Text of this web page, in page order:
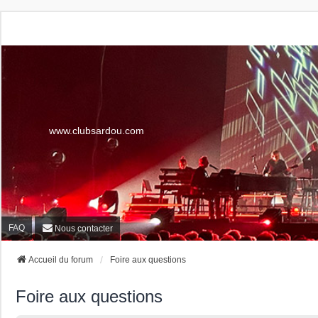
www.clubsardou.com
FAQ Nous contacter
Accueil du forum Foire aux questions
Foire aux questions